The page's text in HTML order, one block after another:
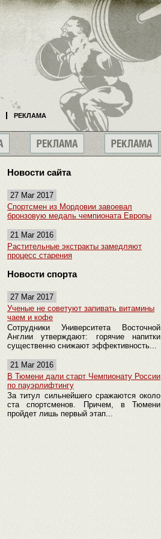
Новости сайта
27 Mar 2017
Спортсмен из Мордовии завоевал
бронзовую медаль чемпионата Европы
21 Mar 2016
Растительные экстракты замедляют
процесс старения
Новости спорта
27 Mar 2017
Ученые не советуют запивать витамины
чаем и кофе
Сотрудники Университета Восточной
Англии утверждают: горячие напитки
существенно снижают эффективность...
21 Mar 2016
В Тюмени дали старт Чемпионату России
по пауэрлифтингу
За титул сильнейшего сражаются около
ста спортсменов. Причем, в Тюмени
пройдет лишь первый этап...
РЕКЛАМА